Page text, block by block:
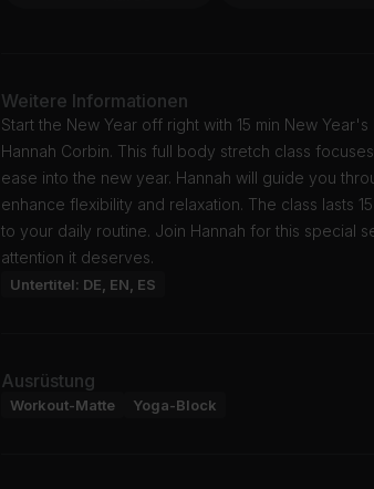
Weitere Informationen
Start the New Year off right with 15 min New
Hannah Corbin. This full body stretch class
ease into the new year. Hannah will guide you
enhance flexibility and relaxation. The class lasts
to your daily routine. Join Hannah for this special
attention it deserves.
Untertitel: DE, EN, ES
Ausrüstung
Workout-Matte Yoga-Block